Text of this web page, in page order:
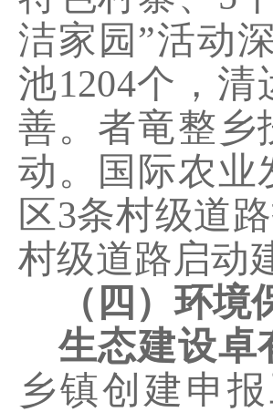
洁家园”活动
池1204个，清
善。者竜整乡
动。国际农业
区 3条村级道
村级道路启动
（四）环
生态建设卓
乡镇创建申